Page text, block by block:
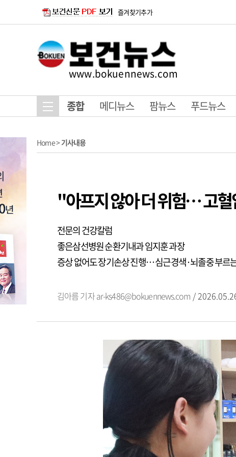
즐겨찾기추가
www.bokuennews.com
종합 메디뉴스 팜뉴스 푸드뉴스
Home>기사내용
"아프지 않아 더 위험… 고
전문의 건강칼럼
좋은삼선병원 순환기내과 임지훈 과장
증상 없어도 장기손상 진행… 심근경색·뇌졸중 부르
김아름 기자ar-ks486@bokuennews.com /